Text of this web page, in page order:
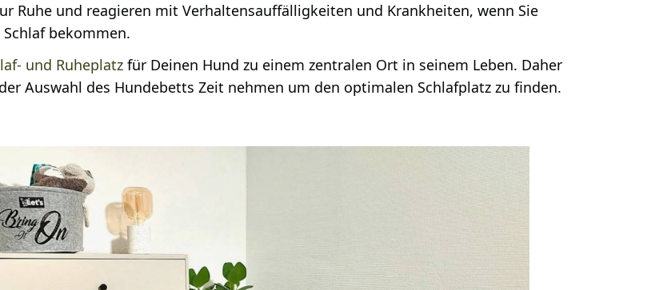
Ruhe und reagieren mit Verhaltensauffälligkeiten und Krankheiten, wenn Sie
bekommen.
und Ruheplatz für Deinen Hund zu einem zentralen Ort in seinem Leben. Daher
Auswahl des Hundebetts Zeit nehmen um den optimalen Schlafplatz zu finden.